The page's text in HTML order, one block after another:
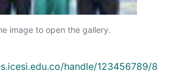
image to open the gallery.
handle/123456789/8